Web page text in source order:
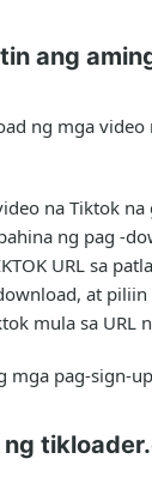
ang
ng mga
na Tiktok
ng pag -
URL sa
at
mula sa URL
mga pag-sign-